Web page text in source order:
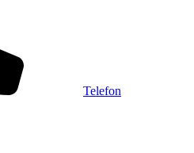
Telefon